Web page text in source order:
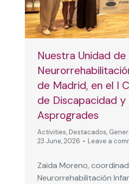
Nuestra Unidad de
de Madrid, en el I
de Discapacidad y
Asprogrades
Activities, Destacados,
23 June, 2026
Leave a
Zaida Moreno,
Neurorrehabilitación